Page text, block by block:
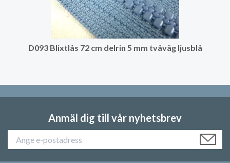
D093 Blixtlås 72 cm delrin 5 mm tvåväg ljusblå
Anmäl dig till vår nyhetsbrev